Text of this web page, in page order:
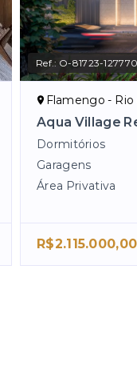
Ref.: O-81723-127770
Flamengo -
Aqua Village
Dormitórios
Garagens
Área Privativa
R$2.115.000,00